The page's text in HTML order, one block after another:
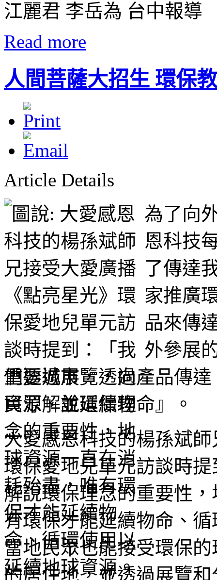
江麗君 李岳為 台中報導
Read more
人間菩薩大招生 環保
Article Details
為了向
恩科技
了傳達
家推廣
品來傳
外參展
重要城市，透過產品傳
資源、並延續物命』。
大愛感恩科技的楊孫斌
環保愛地兒單元訪談時
解說環保理念的重要性
有環保才能延續物命、
當地民眾也能接受環保
的居住地，並透過展覽